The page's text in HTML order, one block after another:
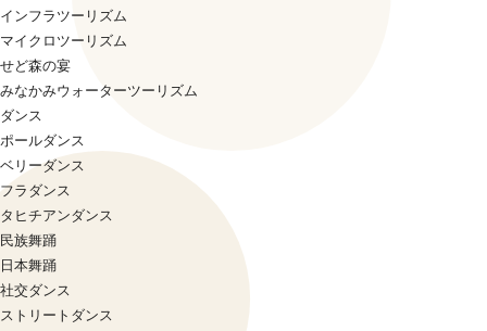
インフラツーリズム
マイクロツーリズム
せど森の宴
みなかみウォーターツーリズム
ダンス
ポールダンス
ベリーダンス
フラダンス
タヒチアンダンス
民族舞踊
日本舞踊
社交ダンス
ストリートダンス